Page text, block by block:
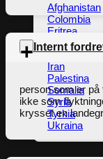
Afghanistan
Colombia
Eritrea
Etiopia
Irak
Iran
Palestina
Somalia
Syria
Tyrkia
Ukraina
Internt
person som er på
ikke som
krysset en